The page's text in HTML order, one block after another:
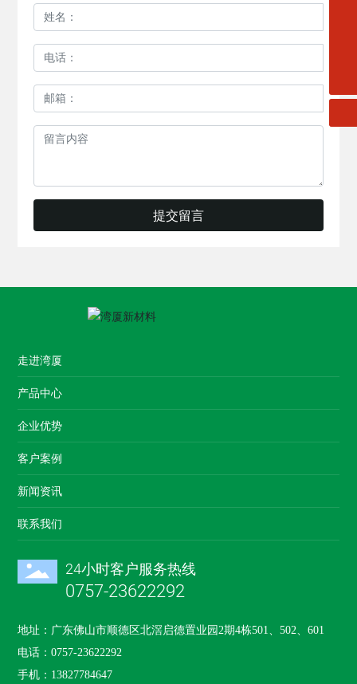
提交留言
走进湾厦
产品中心
企业优势
客户案例
新闻资讯
联系我们
24小时客户服务热线
0757-23622292
地址：广东佛山市顺德区北滘启德置业园2期4栋501、502、601
电话：0757-23622292
手机： 13827784647